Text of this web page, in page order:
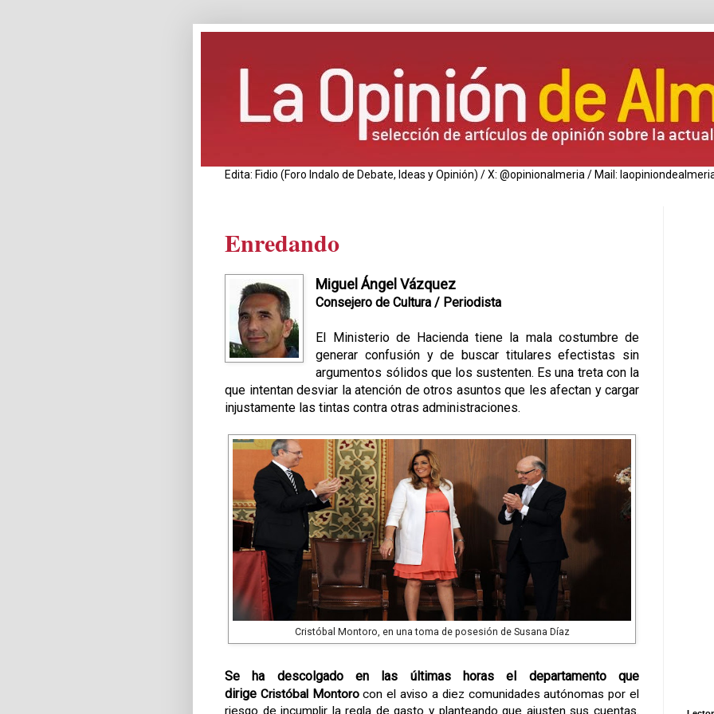
Edita: Fidio (Foro Indalo de Debate, Ideas y Opinión) / X: @opinionalmeria / Mail:
Enredando
Miguel Ángel Vázquez
Consejero de Cultura / Periodista
El Ministerio de Hacienda tiene la mala costumbre de
generar confusión y de buscar titulares efectistas sin
argumentos sólidos que los sustenten. Es una treta con la
que intentan desviar la atención de otros asuntos que les afectan y cargar
injustamente las tintas contra otras administraciones.
Cristóbal Montoro, en una toma de posesión de Susana Díaz
Se ha descolgado en las últimas horas el departamento que
dirige Cristóbal Montorocon el aviso a diez comunidades autónomas por el
riesgo de incumplir la regla de gasto y planteando que ajusten sus cuentas.